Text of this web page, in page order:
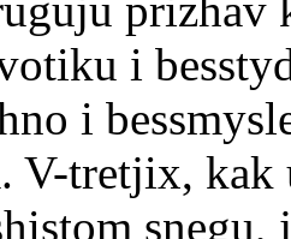
i
i
V-tretjix, kak